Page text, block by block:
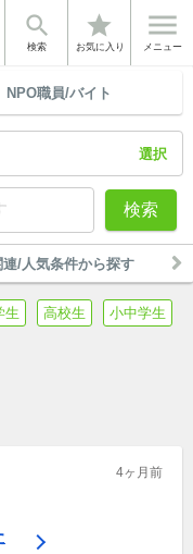

検索
star
お気に入り

メニュー
NPO職員/バイト
選択
検索
連/人気条件から探す
生 高校生 小中学生
4ヶ月前